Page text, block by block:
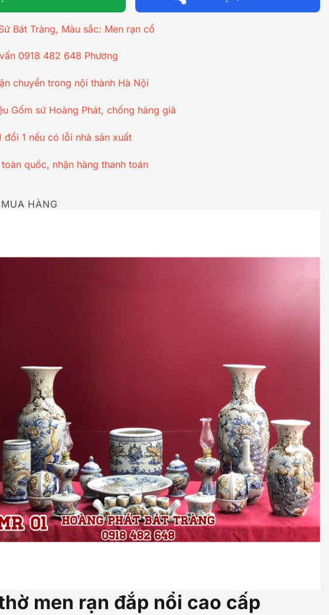
Bát Tràng, Màu sắc: Men rạn cổ
0918 482 648 Phương
chuyển trong nội thành Hà Nội
Gốm sứ Hoàng Phát, chống hàng giả
đổi 1 nếu có lỗi nhà sản xuất
quốc, nhận hàng thanh toán
HÀNG
men rạn đắp nổi cao cấp